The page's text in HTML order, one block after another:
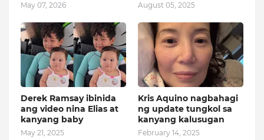
May 07, 2026 August 05, 2025
Derek Ramsay ibinida
ang video nina Elias at
kanyang baby
May 21, 2025
Kris Aquino nagbahagi
ng update tungkol sa
kanyang kalusugan
February 14, 2025